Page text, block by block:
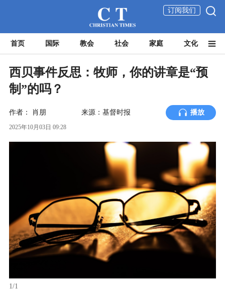
订阅我们
首页 国际 教会 社会 家庭 文化
西贝事件反思：牧师，你的讲章是“预
制”的吗？
作者： 肖朋 来源：基督时报 播放
2025年10月03日 09:28
1/1